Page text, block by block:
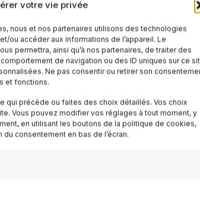
votre vie privée
nous et nos partenaires utilisons des technologies
ou accéder aux informations de l’appareil. Le
permettra, ainsi qu’à nos partenaires, de traiter des
de navigation ou des ID uniques sur ce
Ne pas consentir ou retirer son
et fonctions.
qui précède ou faites des choix détaillés. Vos choix
Vous pouvez modifier vos réglages à tout moment, y
en utilisant les boutons de la politique de cookies,
consentement en bas de l’écran.